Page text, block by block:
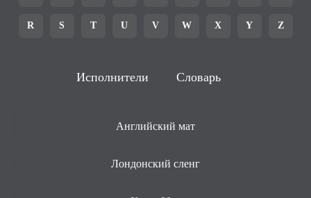
R S T U V W X Y Z
Исполнители Словарь
Английский мат
Лондонский сленг